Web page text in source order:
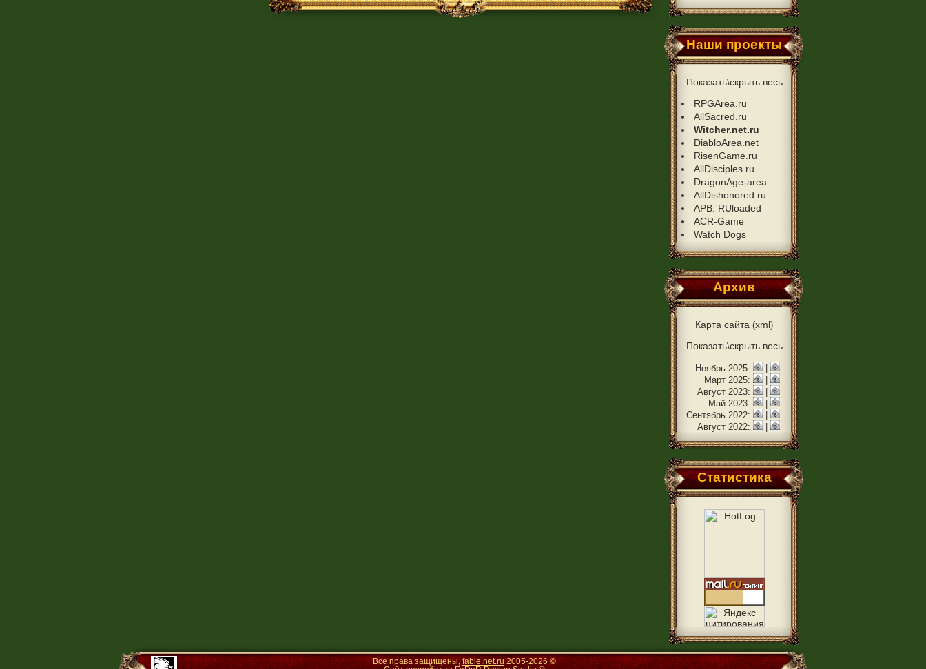
Наши проекты
Показать\скрыть весь
RPGArea.ru
AllSacred.ru
Witcher.net.ru
DiabloArea.net
RisenGame.ru
AllDisciples.ru
DragonAge-area
AllDishonored.ru
APB: RUloaded
ACR-Game
Watch Dogs
Архив
Карта сайта (xml)
Показать\скрыть весь
Ноябрь 2025:
Март 2025:
Август 2023:
Май 2023:
Сентябрь 2022:
Август 2022:
Статистика
Все права защищены,fable.net.ru 2005-2026 ©